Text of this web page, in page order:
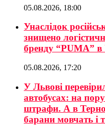
05.08.2026, 18:00
Унаслідок
знищено
бренду “PUMA” в
05.08.2026, 17:20
У Львові
автобусах: на
штрафи. А в
барани мовчать і